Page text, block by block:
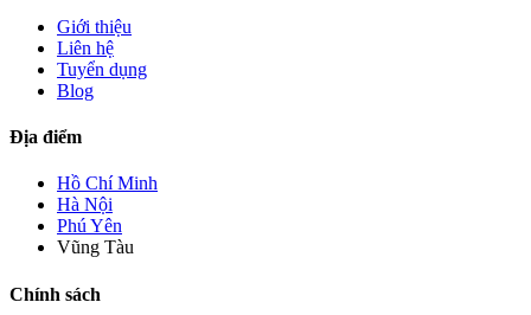
Giới thiệu
Liên hệ
Tuyển dụng
Blog
Địa điểm
Hồ Chí Minh
Hà Nội
Phú Yên
Vũng Tàu
Chính sách